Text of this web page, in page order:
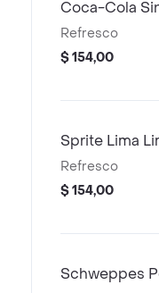
Coca-Cola
Refresco
$ 154,00
Sprite Lima
Refresco
$ 154,00
Schweppes